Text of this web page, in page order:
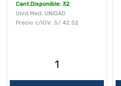
Cant.Disponible: 32
Unid.Med: UNIDAD
Precio c/IGV: S/ 42.52